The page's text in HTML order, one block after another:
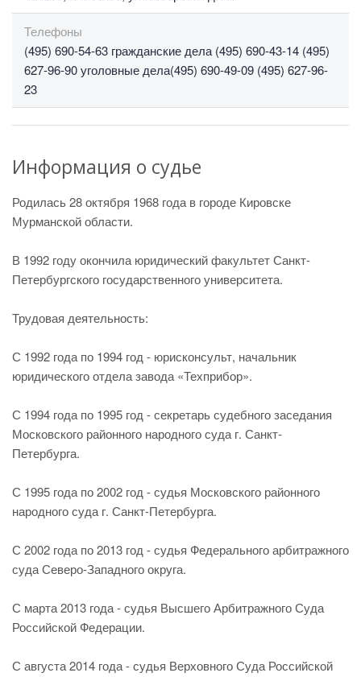
Телефоны
(495) 690-54-63 гражданские дела (495) 690-43-14 (495)
627-96-90 уголовные дела(495) 690-49-09 (495) 627-96-
23
Информация о судье
Родилась 28 октября 1968 года в городе Кировске
Мурманской области.
В 1992 году окончила юридический факультет Санкт-
Петербургского государственного университета.
Трудовая деятельность:
С 1992 года по 1994 год - юрисконсульт, начальник
юридического отдела завода «Техприбор».
С 1994 года по 1995 год - секретарь судебного заседания
Московского районного народного суда г. Санкт-
Петербурга.
С 1995 года по 2002 год - судья Московского районного
народного суда г. Санкт-Петербурга.
С 2002 года по 2013 год - судья Федерального арбитражного
суда Северо-Западного округа.
С марта 2013 года - судья Высшего Арбитражного Суда
Российской Федерации.
С августа 2014 года - судья Верховного Суда Российской